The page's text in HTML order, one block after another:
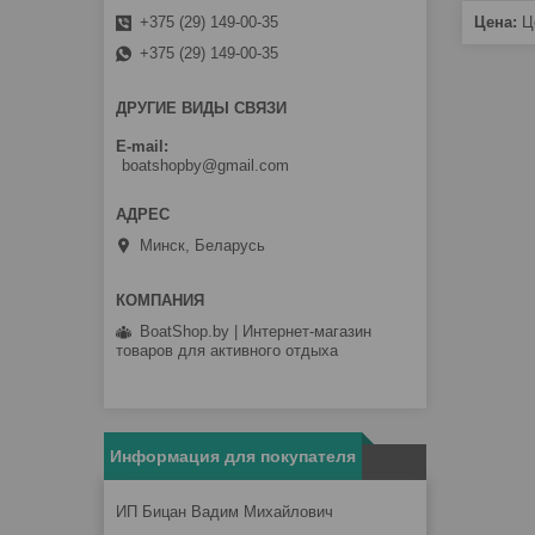
Цена:
+375 (29) 149-00-35
+375 (29) 149-00-35
ДРУГИЕ ВИДЫ СВЯЗИ
E-mail
boatshopby@gmail.com
Минск, Беларусь
BoatShop.by | Интернет-магазин
товаров для активного отдыха
Информация для покупателя
ИП Бицан Вадим Михайлович